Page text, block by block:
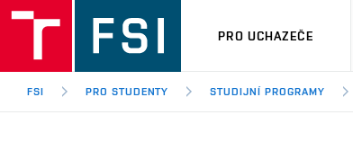
PRO UCHAZEČE
FSI PRO STUDENTY STUDIJNÍ PROGRAMY